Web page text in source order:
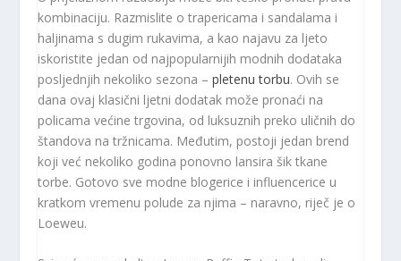
kombinaciju. Razmislite o trapericama i sandalama i
haljinama s dugim rukavima, a kao najavu za ljeto
iskoristite jedan od najpopularnijih modnih dodataka
posljednjih nekoliko sezona –pletenu torbu. Ovih se
dana ovaj klasični ljetni dodatak može pronaći na
policama većine trgovina, od luksuznih preko uličnih do
štandova na tržnicama. Međutim, postoji jedan brend
koji već nekoliko godina ponovno lansira šik tkane
torbe. Gotovo sve modne blogerice i influencerice u
kratkom vremenu polude za njima – naravno, riječ je o
Loeweu.